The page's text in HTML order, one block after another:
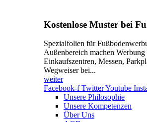
Kostenlose Muster bei
Spezialfolien für
Außenbereich machen
Einkaufszentren, Messen,
Wegweiser bei...
weiter
Facebook-f TwitterYoutube
Unsere Philosophie
Unsere Kompetenzen
Über Uns